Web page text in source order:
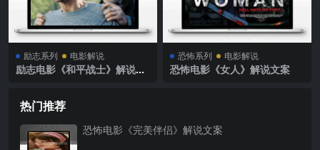
励志系列 电影解说
励志电影《和平战士》解说文
恐怖系列 电影解说
恐怖电影《女人》解说文案
热门推荐
恐怖电影《完美伴侣》解说文案